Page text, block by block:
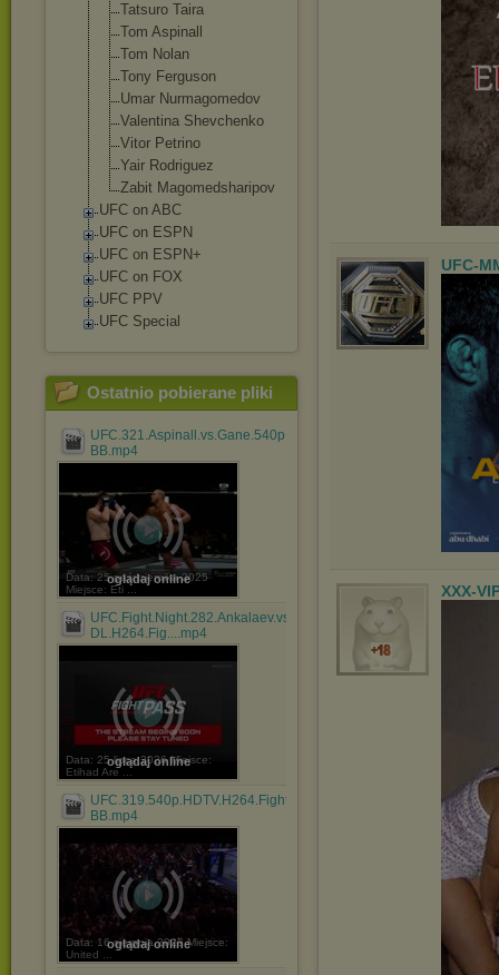
Tatsuro Taira
Tom Aspinall
Tom Nolan
Tony Ferguson
Umar Nurmagomedov
Valentina Shevchenko
Vitor Petrino
Yair Rodriguez
Zabit Magomedsharipov
UFC on ABC
UFC on ESPN
UFC on ESPN+
UFC on FOX
UFC PPV
UFC Special
Ostatnio pobierane pliki
UFC.321.Aspinall.vs.Gane.540p.HDTV.H264.Fight-
BB.mp4
oglądaj online
Data: 25 października 2025
Miejsce: Eti ...
UFC.Fight.Night.282.Ankalaev.vs.Guskov.WEB-
DL.H264.Fig....mp4
oglądaj online
Data: 25 lipca 2026 Miejsce:
Etihad Are ...
UFC.319.540p.HDTV.H264.Fight-
BB.mp4
oglądaj online
Data: 16 sierpnia 2025 Miejsce:
United ...
UFC-
XXX-